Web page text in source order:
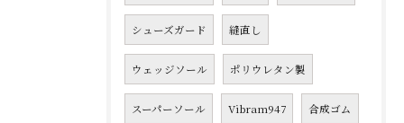
シューズガード 縫直し
ウェッジソール ポリウレタン製
スーパーソール Vibram947 合成ゴム